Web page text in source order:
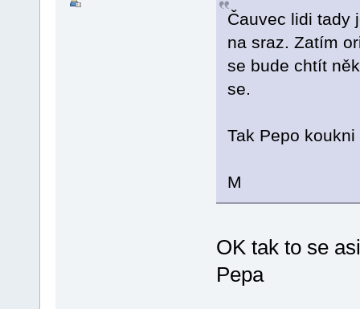
Čauvec lidi tady
na sraz. Zatím
se bude chtít
se.
Tak Pepo
M
OK tak to se
Pepa